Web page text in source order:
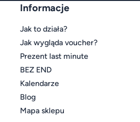
Informacje
Jak to działa?
Jak wygląda voucher?
Prezent last minute
BEZ END
Kalendarze
Blog
Mapa sklepu